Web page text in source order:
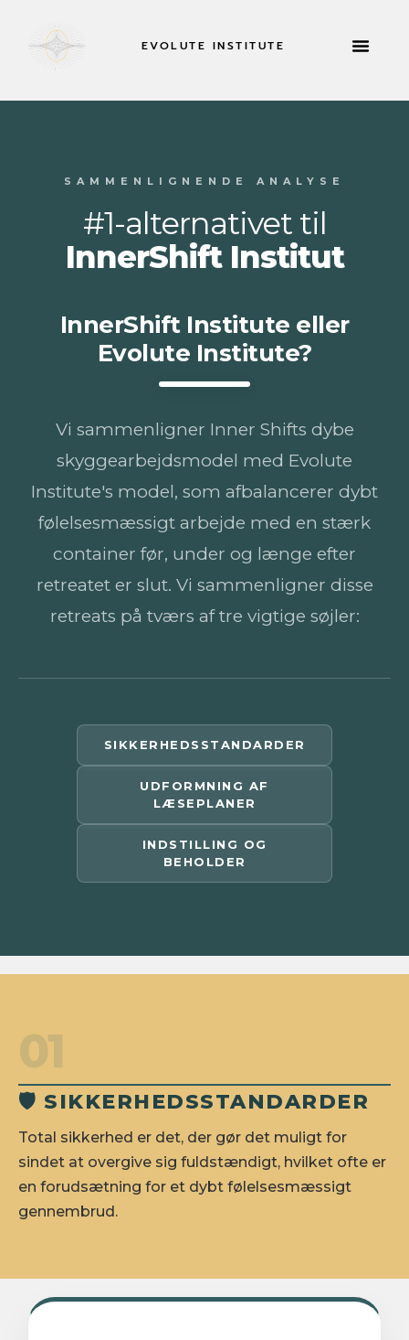
EVOLUTE INSTITUTE
SAMMENLIGNENDE ANALYSE
#1-alternativet til
InnerShift Institut
InnerShift Institute eller
Evolute Institute?
Vi sammenligner Inner Shifts dybe
skyggearbejdsmodel med Evolute
Institute's model, som afbalancerer dybt
følelsesmæssigt arbejde med en stærk
container før, under og længe efter
retreatet er slut. Vi sammenligner disse
retreats på tværs af tre vigtige søjler:
SIKKERHEDSSTANDARDER
UDFORMNING AF
LÆSEPLANER
INDSTILLING OG
BEHOLDER
01
🛡️ SIKKERHEDSSTANDARDER
Total sikkerhed er det, der gør det muligt for
sindet at overgive sig fuldstændigt, hvilket ofte er
en forudsætning for et dybt følelsesmæssigt
gennembrud.